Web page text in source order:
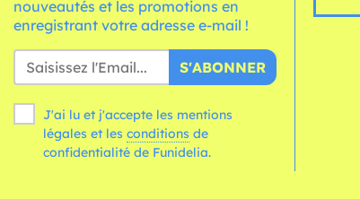
nouveautés et les promotions en
enregistrant votre adresse e-mail !
S'ABONNER
J'ai lu et j'accepte les mentions
légales et les conditions
confidentialité de Funidelia.